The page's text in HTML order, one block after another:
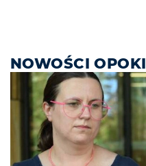
NOWOŚCI OPOKI